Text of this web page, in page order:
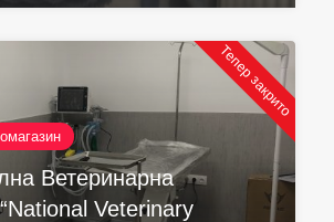
Тепер закрито
Ветеринарна
Veterinary